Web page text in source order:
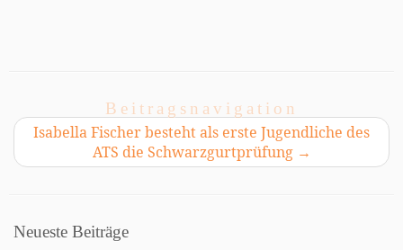
Beitragsnavigation
Isabella Fischer besteht als erste Jugendliche des
ATS die Schwarzgurtprüfung →
Neueste Beiträge